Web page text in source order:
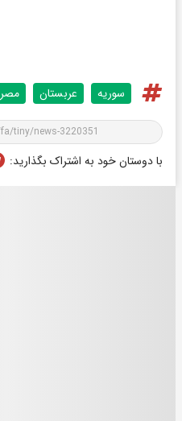
سوریه عربستان مصر
با دوستان خود به اشتراک بگذارید: